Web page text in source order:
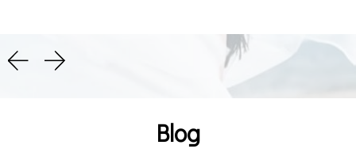
Blog